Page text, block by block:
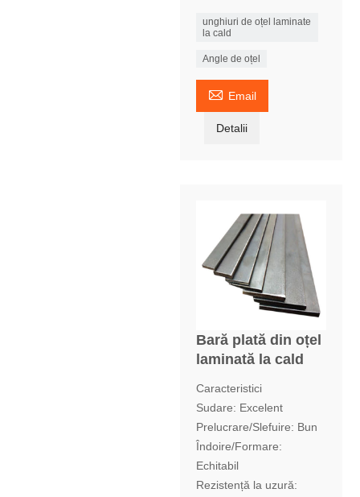
unghiuri de oțel laminate
la cald
Angle de oțel
 Email
Detalii
Bară plată din oțel
laminată la cald
Caracteristici
Sudare: Excelent
Prelucrare/Slefuire: Bun
Îndoire/Formare:
Echitabil
Rezistență la uzură: